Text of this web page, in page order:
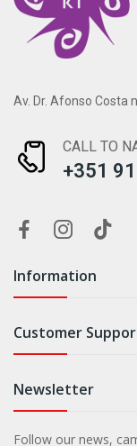
Av. Dr. Afonso Costa
CALL TO
+351
Information
Customer
Newsletter
Follow our news,